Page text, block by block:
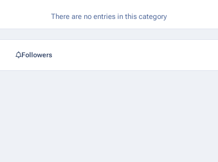
There are no entries in this category
Followers